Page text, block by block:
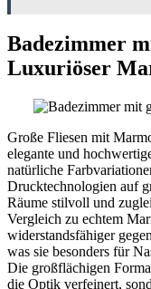
Badezimmer
Luxuriöser
Große Fliesen mit
elegante und
natürliche
Drucktechnologien auf
Räume stilvoll und
Vergleich zu echtem
widerstandsfähiger
was sie besonders für
Die großflächigen
die Optik verfeinert,